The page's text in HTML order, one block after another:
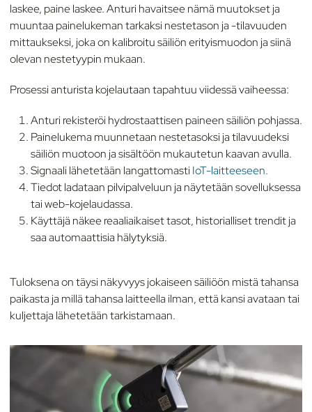
laskee, paine laskee. Anturi havaitsee nämä muutokset ja
muuntaa painelukeman tarkaksi nestetason ja -tilavuuden
mittaukseksi, joka on kalibroitu säiliön erityismuodon ja siinä
olevan nestetyypin mukaan.
Prosessi anturista kojelautaan tapahtuu viidessä vaiheessa:
Anturi rekisteröi hydrostaattisen paineen säiliön pohjassa.
Painelukema muunnetaan nestetasoksi ja tilavuudeksi
säiliön muotoon ja sisältöön mukautetun kaavan avulla.
Signaali lähetetään langattomastiIoT-laitteeseen.
Tiedot ladataan pilvipalveluun ja näytetään sovelluksessa
tai web-kojelaudassa.
Käyttäjä näkee reaaliaikaiset tasot, historialliset trendit ja
saa automaattisia hälytyksiä.
Tuloksena on täysi näkyvyys jokaiseen säiliöön mistä tahansa
paikasta ja millä tahansa laitteella ilman, että kansi avataan tai
kuljettaja lähetetään tarkistamaan.